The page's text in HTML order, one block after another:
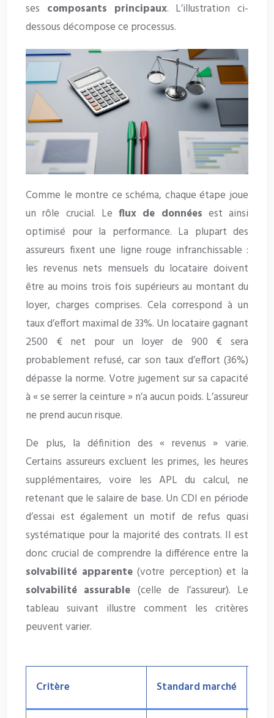
ses composants principaux. L’illustration ci-
dessous décompose ce processus.
Comme le montre ce schéma, chaque étape joue
un rôle crucial. Le flux de données est ainsi
optimisé pour la performance. La plupart des
assureurs fixent une ligne rouge infranchissable :
les revenus nets mensuels du locataire doivent
être au moins trois fois supérieurs au montant du
loyer, charges comprises. Cela correspond à un
taux d’effort maximal de 33%. Un locataire gagnant
2500 € net pour un loyer de 900 € sera
probablement refusé, car son taux d’effort (36%)
dépasse la norme. Votre jugement sur sa capacité
à « se serrer la ceinture » n’a aucun poids. L’assureur
ne prend aucun risque.
De plus, la définition des « revenus » varie.
Certains assureurs excluent les primes, les heures
supplémentaires, voire les APL du calcul, ne
retenant que le salaire de base. Un CDI en période
d’essai est également un motif de refus quasi
systématique pour la majorité des contrats. Il est
donc crucial de comprendre la différence entre la
solvabilité apparente(votre perception) et la
solvabilité assurable (celle de l’assureur). Le
tableau suivant illustre comment les critères
peuvent varier.
Critère Standard marché